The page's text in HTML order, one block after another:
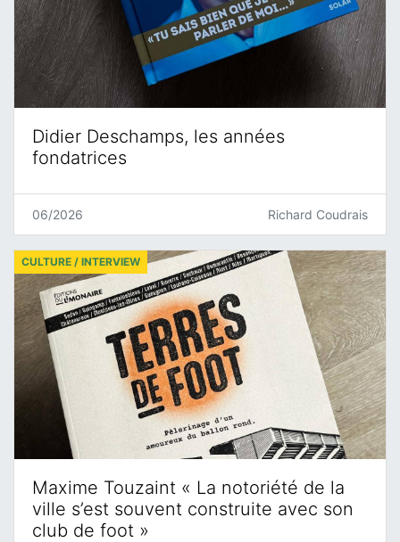
Didier Deschamps, les années
fondatrices
06/2026 Richard Coudrais
Maxime Touzaint « La notoriété de la
ville s’est souvent construite avec son
club de foot »
CULTURE / INTERVIEW